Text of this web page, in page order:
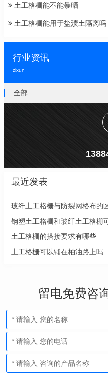
土工格栅能不能暴晒
土工格栅能用于盐渍土隔离吗
行业资讯
zixun
全部
最近发表
玻纤土工格栅与防裂网格布的
钢塑土工格栅和玻纤土工格栅
土工格栅的搭接要求有哪些
土工格栅可以铺在柏油路上吗
留电免费咨